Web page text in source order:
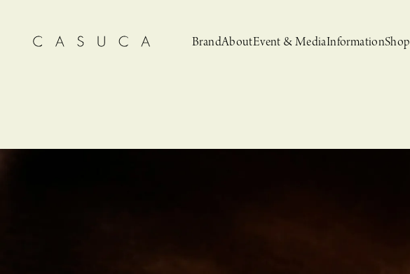
BrandAboutEvent & MediaInformationShop